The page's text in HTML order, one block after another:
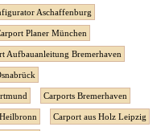
Aschaffenburg
Planer München
Aufbauanleitung Bremerhaven
Carports Bremerhaven
Carport aus Holz Leipzig